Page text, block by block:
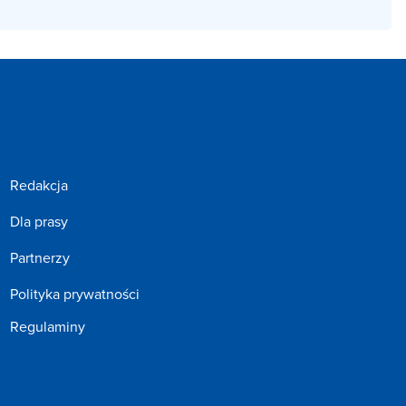
Redakcja
Dla prasy
Partnerzy
Polityka prywatności
Regulaminy